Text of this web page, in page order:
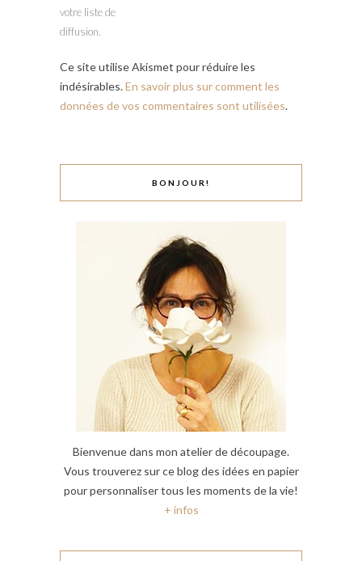
votre liste de
diffusion.
Ce site utilise Akismet pour réduire les
indésirables.En savoir plus sur comment les
données de vos commentaires sont utilisées.
BONJOUR!
Bienvenue dans mon atelier de découpage.
Vous trouverez sur ce blog des idées en papier
pour personnaliser tous les moments de la vie!
+ infos